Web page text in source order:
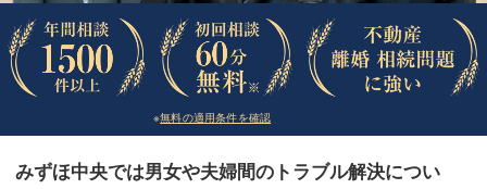
刑事弁護
交通事故
法律相談など（その他）
※無料の適用条件を確認
みずほ中央では男女や夫婦間のトラブル解決につい
刑事弁護
交通事故
法律相談など（その他）